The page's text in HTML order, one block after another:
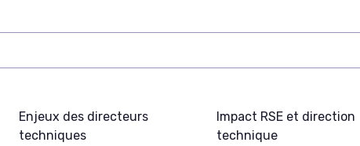
Enjeux des directeurs
techniques
Impact RSE et direction
technique